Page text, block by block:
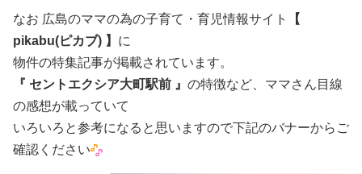
なお 広島のママの為の子育て・育児情報サイト
【
pikabu(ピカブ) 】 に
物件の特集記事が掲載されています。
『 セントエクシア大町駅前 』 の特徴など、ママさん目線
の感想が載っていて
いろいろと参考になると思いますので下記のバナーからご
確認ください